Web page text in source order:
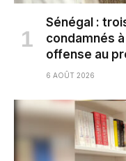
Sénégal :
condamnés
offense au
6 AOÛT 2026